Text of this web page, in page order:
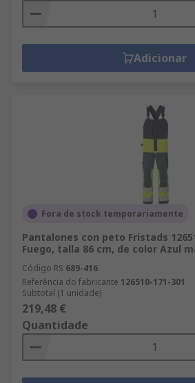
Adicionar
Fora de stock temporariamente
Pantalones con peto Fristads
Fuego, talla 86 cm, de color Azul
Código RS 689-416
Referência do fabricante 126510-171-301
Subtotal (1 unidade)
219,48 €
Quantidade